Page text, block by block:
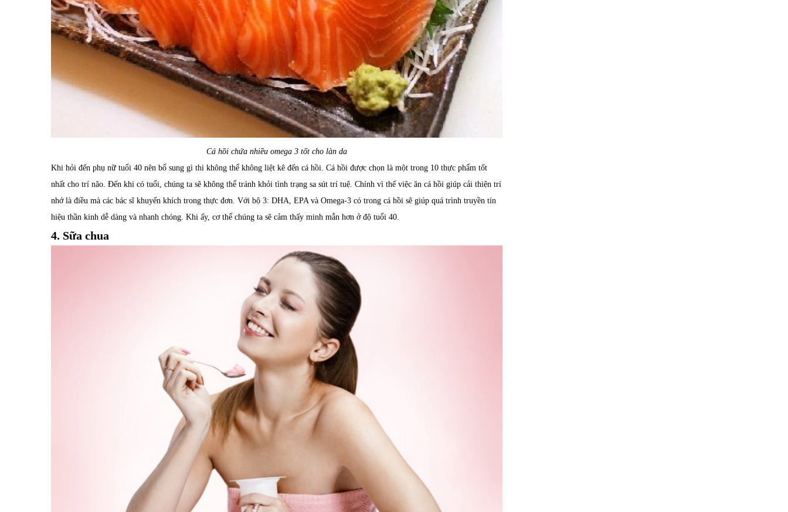
Cá hồi chứa nhiều omega 3 tốt cho làn da
Khi hỏi đến phụ nữ tuổi 40 nên bổ sung gì thì không thể không liệt kê đến cá hồi. Cá hồi được chọn là một trong 10 thực phẩm tốt
nhất cho trí não. Đến khi có tuổi, chúng ta sẽ không thể tránh khỏi tình trạng sa sút trí tuệ. Chính vì thế việc ăn cá hồi giúp cải thiện trí
nhớ là điều mà các bác sĩ khuyến khích trong thực đơn. Với bộ 3: DHA, EPA và Omega-3 có trong cá hồi sẽ giúp quá trình truyền tín
hiệu thần kinh dễ dàng và nhanh chóng. Khi ấy, cơ thể chúng ta sẽ cảm thấy minh mẫn hơn ở độ tuổi 40.
4. Sữa chua